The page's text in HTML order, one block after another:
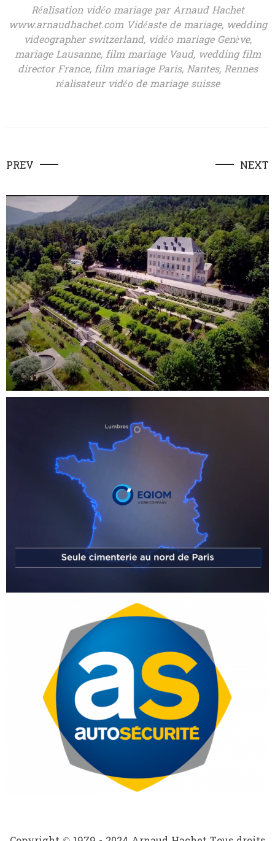
Réalisation vidéo mariage par Arnaud Hachet
www.arnaudhachet.com Vidéaste de mariage, wedding
videographer switzerland, vidéo mariage Genève,
mariage Lausanne, film mariage Vaud, wedding film
director France, film mariage Paris, Nantes, Rennes
réalisateur vidéo de mariage suisse
PREV NEXT